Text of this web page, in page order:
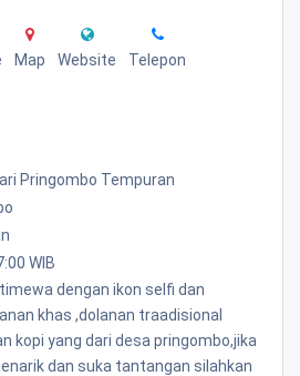
Map Website Telepon
Pringombo Tempuran
WIB
dengan ikon selfi dan
khas ,dolanan traadisional
kopi yang dari desa pringombo,jika
dan suka tantangan silahkan